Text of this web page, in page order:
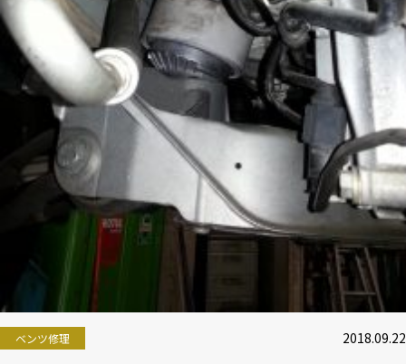
ベンツ修理 2018.09.22